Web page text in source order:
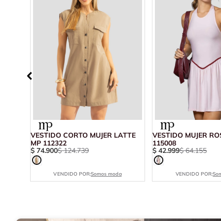
VESTIDO CORTO MUJER LATTE
MP 112322
$ 74.900$ 124.739
VENDIDO POR:Somos moda
VESTIDO MUJER
115008
$ 42.999$ 64.155
VENDIDO POR: